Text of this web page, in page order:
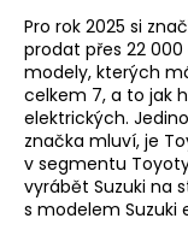
Pro rok 2025 si
prodat přes 22
modely, kterých
celkem 7, a to jak
elektrických.
značka mluví, je
v segmentu
vyrábět Suzuki na
s modelem Suzuki